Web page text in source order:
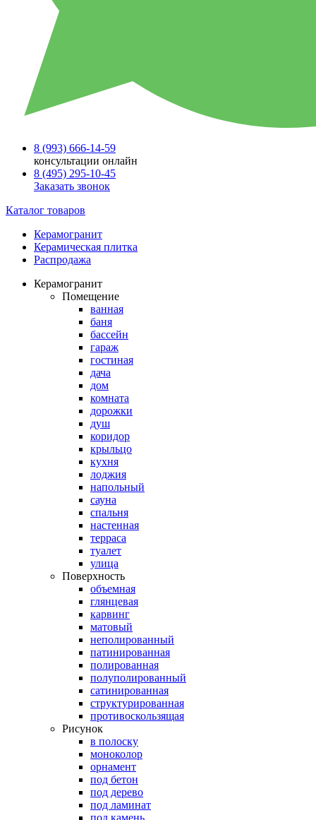
8 (993) 666-14-59
консультации онлайн
8 (495) 295-10-45
Заказать звонок
Каталог товаров
Керамогранит
Керамическая плитка
Распродажа
Керамогранит
Помещение
ванная
баня
бассейн
гараж
гостиная
дача
дом
комната
дорожки
душ
коридор
крыльцо
кухня
лоджия
напольный
сауна
спальня
настенная
терраса
туалет
улица
Поверхность
объемная
глянцевая
карвинг
матовый
неполированный
патинированная
полированная
полуполированный
сатинированная
структурированная
противоскользящая
Рисунок
в полоску
моноколор
орнамент
под бетон
под дерево
под ламинат
под камень